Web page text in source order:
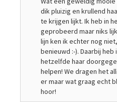
dik pluizig en krullend
te krijgen lijkt. Ik heb in
geprobeerd maar niks
lijn ken ik echter nog
benieuwd :-). Daarbij
hetzelfde haar
helpen! We dragen het
er maar wat graag echt
hoor!